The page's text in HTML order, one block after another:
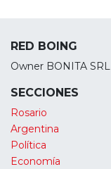
RED BOING
Owner BONITA SRL
SECCIONES
Rosario
Argentina
Política
Economía